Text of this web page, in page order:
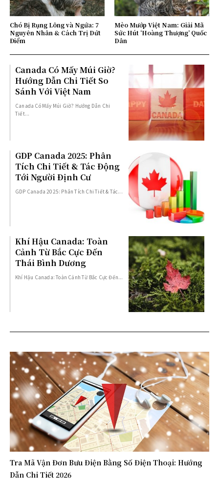
Chó Bị Rụng Lông và Ngứa: 7
Nguyên Nhân & Cách Trị Dứt
Điểm
Mèo Mướp Việt Nam: Giải Mã
Sức Hút ‘Hoàng Thượng’ Quốc
Dân
Canada Có Mấy Múi Giờ?
Hướng Dẫn Chi Tiết So
Sánh Với Việt Nam
Canada Có Mấy Múi Giờ? Hướng Dẫn Chi
Tiết...
GDP Canada 2025: Phân
Tích Chi Tiết & Tác Động
Tới Người Định Cư
GDP Canada 2025: Phân Tích Chi Tiết & Tác...
Khí Hậu Canada: Toàn
Cảnh Từ Bắc Cực Đến
Thái Bình Dương
Khí Hậu Canada: Toàn Cảnh Từ Bắc Cực Đến...
Tra Mã Vận Đơn Bưu Điện Bằng Số Điện Thoại: Hướng
Dẫn Chi Tiết 2026